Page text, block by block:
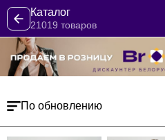
Каталог
21019 товаров
По обновлению